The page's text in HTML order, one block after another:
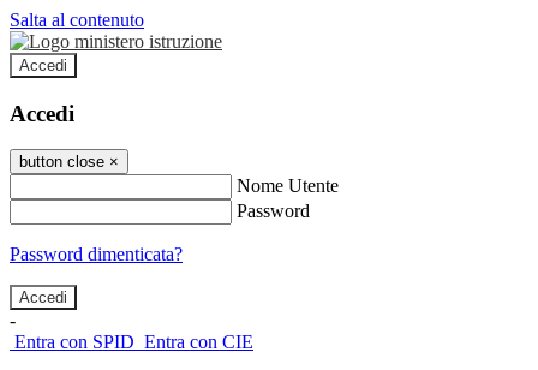
Salta al contenuto
Accedi
Accedi
button close ×
Nome Utente
Password
Password dimenticata?
-
Entra con SPID Entra con CIE